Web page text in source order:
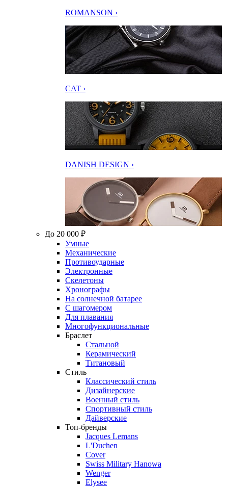
ROMANSON ›
CAT ›
DANISH DESIGN ›
До 20 000 ₽
Умные
Механические
Противоударные
Электронные
Скелетоны
Хронографы
На солнечной батарее
С шагомером
Для плавания
Многофункциональные
Браслет
Стальной
Керамический
Титановый
Стиль
Классический стиль
Дизайнерские
Военный стиль
Спортивный стиль
Дайверские
Топ-бренды
Jacques Lemans
L'Duchen
Cover
Swiss Military Hanowa
Wenger
Elysee